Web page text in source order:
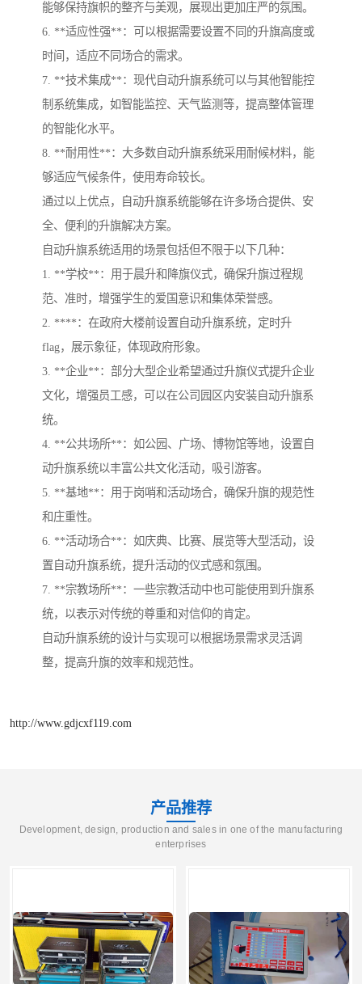
能够保持旗帜的整齐与美观，展现出更加庄严的氛围。
6. **适应性强**：可以根据需要设置不同的升旗高度或
时间，适应不同场合的需求。
7. **技术集成**：现代自动升旗系统可以与其他智能控
制系统集成，如智能监控、天气监测等，提高整体管理
的智能化水平。
8. **耐用性**：大多数自动升旗系统采用耐候材料，能
够适应气候条件，使用寿命较长。
通过以上优点，自动升旗系统能够在许多场合提供、安
全、便利的升旗解决方案。
自动升旗系统适用的场景包括但不限于以下几种：
1. **学校**：用于晨升和降旗仪式，确保升旗过程规
范、准时，增强学生的爱国意识和集体荣誉感。
2. ****：在政府大楼前设置自动升旗系统，定时升
flag，展示象征，体现政府形象。
3. **企业**：部分大型企业希望通过升旗仪式提升企业
文化，增强员工感，可以在公司园区内安装自动升旗系
统。
4. **公共场所**：如公园、广场、博物馆等地，设置自
动升旗系统以丰富公共文化活动，吸引游客。
5. **基地**：用于岗哨和活动场合，确保升旗的规范性
和庄重性。
6. **活动场合**：如庆典、比赛、展览等大型活动，设
置自动升旗系统，提升活动的仪式感和氛围。
7. **宗教场所**：一些宗教活动中也可能使用到升旗系
统，以表示对传统的尊重和对信仰的肯定。
自动升旗系统的设计与实现可以根据场景需求灵活调
整，提高升旗的效率和规范性。
http://www.gdjcxf119.com
产品推荐
Development, design, production and sales in one of the manufacturing
enterprises